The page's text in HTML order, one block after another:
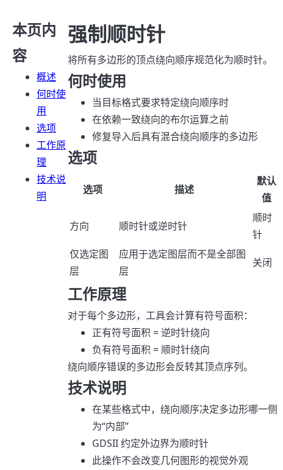
本页内
容
概述
何时使
用
选项
工作原
理
技术说
明
强制顺时针
将所有多边形的顶点绕向顺序规范化为顺时针。
何时使用
当目标格式要求特定绕向顺序时
在依赖一致绕向的布尔运算之前
修复导入后具有混合绕向顺序的多边形
选项
选项 描述
默认
值
方向 顺时针或逆时针
顺时
针
仅选定图
层
应用于选定图层而不是全部图
层
关闭
工作原理
对于每个多边形，工具会计算有符号面积：
正有符号面积 = 逆时针绕向
负有符号面积 = 顺时针绕向
绕向顺序错误的多边形会反转其顶点序列。
技术说明
在某些格式中，绕向顺序决定多边形哪一侧
为“内部”
GDSII 约定外边界为顺时针
此操作不会改变几何图形的视觉外观